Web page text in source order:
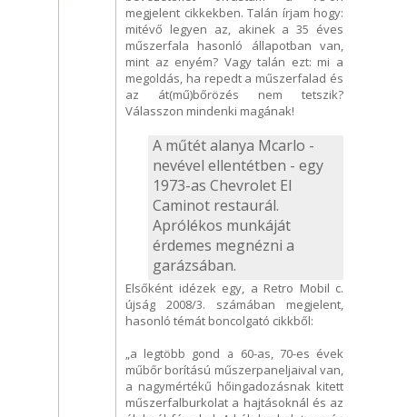
megjelent cikkekben. Talán írjam hogy:
mitévő legyen az, akinek a 35 éves
műszerfala hasonló állapotban van,
mint az enyém? Vagy talán ezt: mi a
megoldás, ha repedt a műszerfalad és
az át(mű)bőrözés nem tetszik?
Válasszon mindenki magának!
A műtét alanya Mcarlo -
nevével ellentétben - egy
1973-as Chevrolet El
Caminot restaurál.
Aprólékos munkáját
érdemes megnézni a
garázsában.
Elsőként idézek egy, a Retro Mobil c.
újság 2008/3. számában megjelent,
hasonló témát boncolgató cikkből:
„a legtöbb gond a 60-as, 70-es évek
műbőr borítású műszerpaneljaival van,
a nagymértékű hőingadozásnak kitett
műszerfalburkolat a hajtásoknál és az